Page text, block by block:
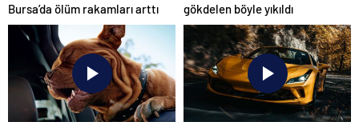
Bursa’da ölüm rakamları arttı
gökdelen böyle yıkıldı